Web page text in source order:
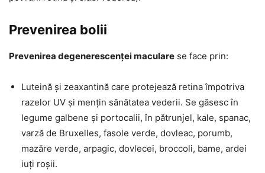
Prevenirea bolii
Prevenirea degenerescenței maculare se face prin:
Luteină și zeaxantină care protejează retina împotriva
razelor UV și mențin sănătatea vederii. Se găsesc în
legume galbene și portocalii, în pătrunjel, kale, spanac,
varză de Bruxelles, fasole verde, dovleac, porumb,
mazăre verde, arpagic, dovlecei, broccoli, bame, ardei
iuți roșii.